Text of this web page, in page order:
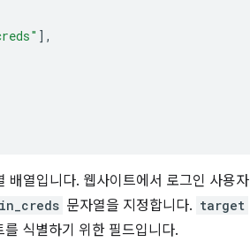
],
배열입니다. 웹사이트에서 로그인 사용자
문자열을 지정합니다. target
식별하기 위한 필드입니다.